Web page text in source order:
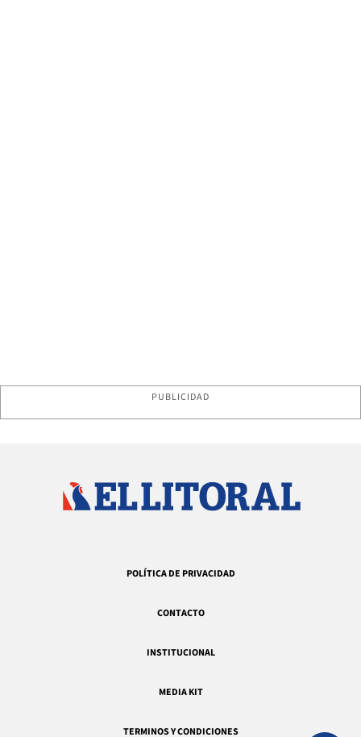
PUBLICIDAD
POLÍTICA DE PRIVACIDAD
CONTACTO
INSTITUCIONAL
MEDIA KIT
TERMINOS Y CONDICIONES